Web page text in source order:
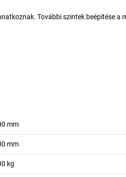
További szintek beépítése a
mm
mm
kg